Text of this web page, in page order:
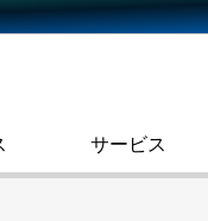
サービス
よくあるご質問